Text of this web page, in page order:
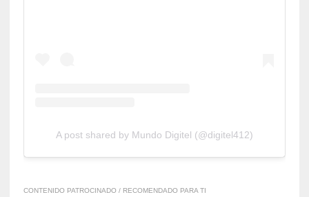
A post shared by Mundo Digitel (@digitel412)
CONTENIDO PATROCINADO / RECOMENDADO PARA TI